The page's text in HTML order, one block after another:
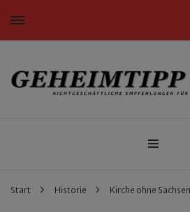
Nichtgeschäftliche Empfehlungen für
Start Historie Kirche ohne Sachsen